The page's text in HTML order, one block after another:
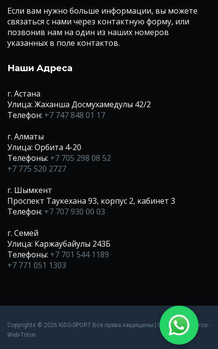
Если вам нужно больше информации, вы можете
связаться с нами через контактную форму, или
позвонив нам на один из наших номеров
указанных в поле контактов.
Наши Адреса
г. Астана
Улица: Жаханша Досмухамедулы 42/2
Телефон: +7 747 848 01 17
г. Алматы
Улица: Орбита 4-20
Телефоны: +7 705 298 08 52
+7 775 520 2727
г. Шымкент
Проспект Таукехана 93, корпус 2, кабинет 3
Телефон: +7 707 930 00 03
г. Семей
Улица: Каржаубайулы 243Б
Телефоны: +7 701 544 1189
+7 771 051 1303
Copyrights © 2026 KiDS-SPORT Все права защищены | Создание сайтов -
Web-Triton